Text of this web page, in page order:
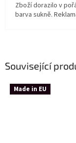
Související
Made in EU
Zboží dorazilo v
barva sukně.